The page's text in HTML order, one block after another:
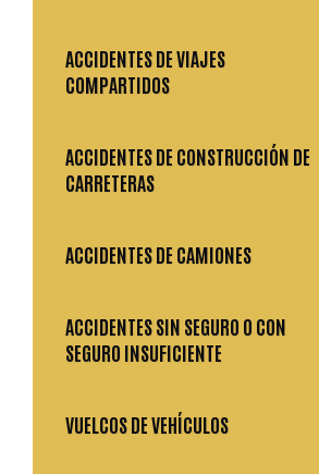
ACCIDENTES DE VIAJES
COMPARTIDOS
ACCIDENTES DE CONSTRUCCIÓN DE
CARRETERAS
ACCIDENTES DE CAMIONES
ACCIDENTES SIN SEGURO O CON
SEGURO INSUFICIENTE
VUELCOS DE VEHÍCULOS